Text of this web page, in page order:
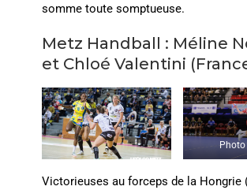
somme toute somptueuse.
Metz Handball : Méline
et Chloé Valentini
Photo
Victorieuses au forceps de la Hongrie